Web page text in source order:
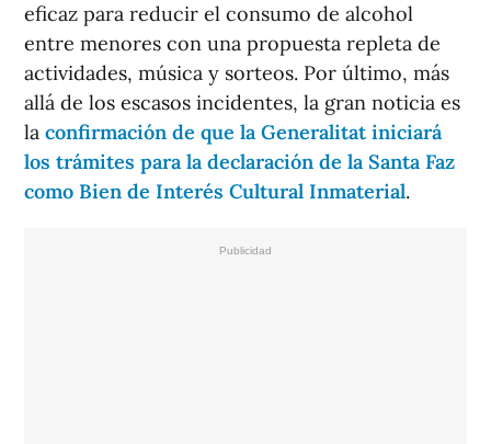
eficaz para reducir el consumo de alcohol
entre menores con una propuesta repleta de
actividades, música y sorteos. Por último, más
allá de los escasos incidentes, la gran noticia es
la confirmación de que la Generalitat iniciará
los trámites para la declaración de la Santa Faz
como Bien de Interés Cultural Inmaterial.